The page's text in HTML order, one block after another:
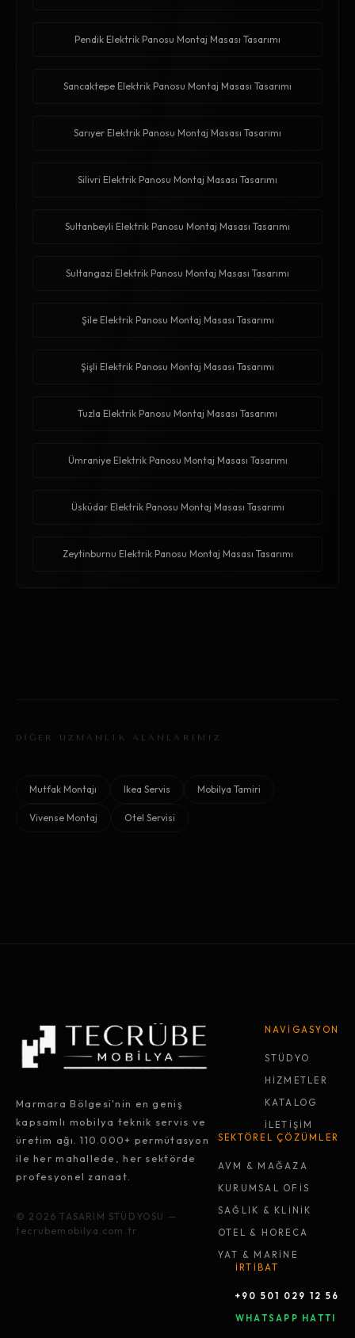
Pendik Elektrik Panosu Montaj Masası Tasarımı
Sancaktepe Elektrik Panosu Montaj Masası Tasarımı
Sarıyer Elektrik Panosu Montaj Masası Tasarımı
Silivri Elektrik Panosu Montaj Masası Tasarımı
Sultanbeyli Elektrik Panosu Montaj Masası Tasarımı
Sultangazi Elektrik Panosu Montaj Masası Tasarımı
Şile Elektrik Panosu Montaj Masası Tasarımı
Şişli Elektrik Panosu Montaj Masası Tasarımı
Tuzla Elektrik Panosu Montaj Masası Tasarımı
Ümraniye Elektrik Panosu Montaj Masası Tasarımı
Üsküdar Elektrik Panosu Montaj Masası Tasarımı
Zeytinburnu Elektrik Panosu Montaj Masası Tasarımı
DİĞER UZMANLIK ALANLARIMIZ
Mutfak Montajı Ikea Servis Mobilya Tamiri
Vivense Montaj Otel Servisi
Marmara Bölgesi'nin en geniş
kapsamlı mobilya teknik servis ve
üretim ağı. 110.000+ permütasyon
ile her mahallede, her sektörde
profesyonel zanaat.
© 2026 TASARIM STÜDYOSU —
tecrubemobilya.com.tr
NAVİGASYON
STÜDYO
HİZMETLER
KATALOG
İLETİŞİM
SEKTÖREL ÇÖZÜMLER
AVM & MAĞAZA
KURUMSAL OFİS
SAĞLIK & KLİNİK
OTEL & HORECA
YAT & MARİNE
İRTİBAT
+90 501 029 12 56
WHATSAPP HATTI